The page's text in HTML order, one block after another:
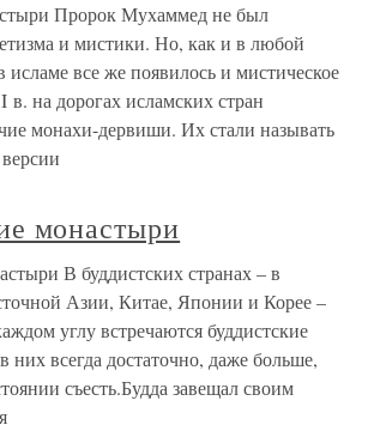
Пророк Мухаммед не был
и мистики. Но, как и в любой
исламе все же появилось и мистическое
на дорогах исламских стран
монахи-дервиши. Их стали называть
монастыри
В буддистских странах – в
Азии, Китае, Японии и Корее –
углу встречаются буддистские
всегда достаточно, даже больше,
съесть.Будда завещал своим